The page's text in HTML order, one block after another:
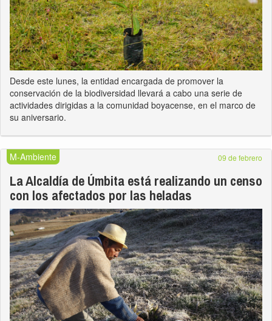
Desde este lunes, la entidad encargada de promover la
conservación de la biodiversidad llevará a cabo una serie de
actividades dirigidas a la comunidad boyacense, en el marco de
su aniversario.
M-Ambiente 09 de febrero
La Alcaldía de Úmbita está realizando un censo
con los afectados por las heladas